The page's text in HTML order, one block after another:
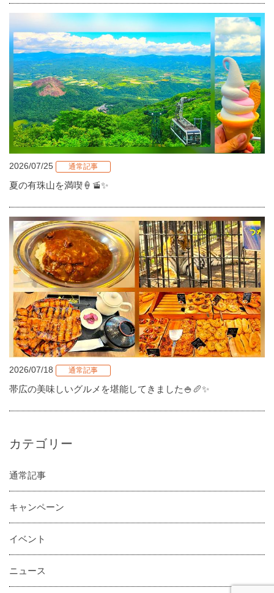
2026/07/25 通常記事
夏の有珠山を満喫🍦🚡✨
2026/07/18 通常記事
帯広の美味しいグルメを堪能してきました🍚🥖✨
カテゴリー
通常記事
キャンペーン
イベント
ニュース